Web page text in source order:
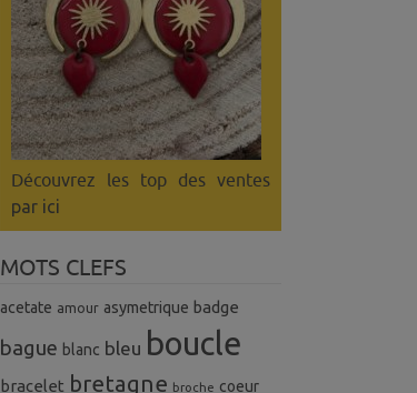
Découvrez les top des ventes
par ici
MOTS CLEFS
acetate amour asymetrique badge
bague blanc bleu boucle
bracelet bretagne broche coeur